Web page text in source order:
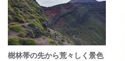
樹林帯の先から荒々しく景色